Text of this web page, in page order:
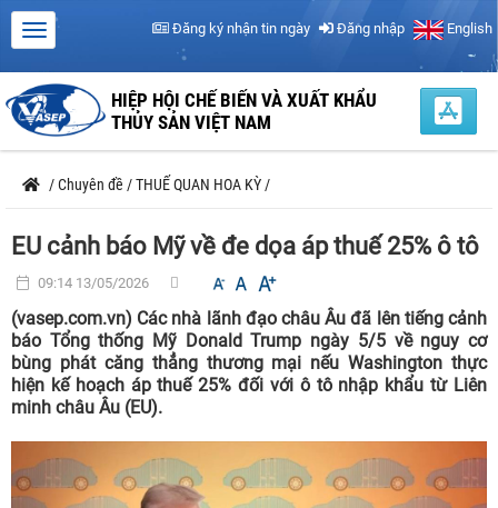
Đăng ký nhận tin ngày Đăng nhập English
HIỆP HỘI CHẾ BIẾN VÀ XUẤT KHẨU
THỦY SẢN VIỆT NAM
/Chuyên đề /THUẾ QUAN HOA KỲ /
EU cảnh báo Mỹ về đe dọa áp thuế 25% ô tô
09:14 13/05/2026
(vasep.com.vn) Các nhà lãnh đạo châu Âu đã lên tiếng cảnh
báo Tổng thống Mỹ Donald Trump ngày 5/5 về nguy cơ
bùng phát căng thẳng thương mại nếu Washington thực
hiện kế hoạch áp thuế 25% đối với ô tô nhập khẩu từ Liên
minh châu Âu (EU).